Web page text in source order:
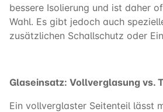
bessere Isolierung und ist daher
Wahl. Es gibt jedoch auch
zusätzlichen Schallschutz oder
Glaseinsatz: Vollverglasung vs.
Ein vollverglaster Seitenteil lässt